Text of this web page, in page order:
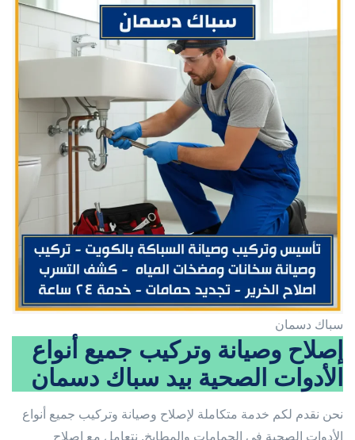
سباك دسمان
إصلاح وصيانة وتركيب جميع أنواع
الأدوات الصحية بيد سباك دسمان
نحن نقدم لكم خدمة متكاملة لإصلاح وصيانة وتركيب جميع أنواع
الأدوات الصحية في الحمامات والمطابخ. نتعامل مع إصلاح